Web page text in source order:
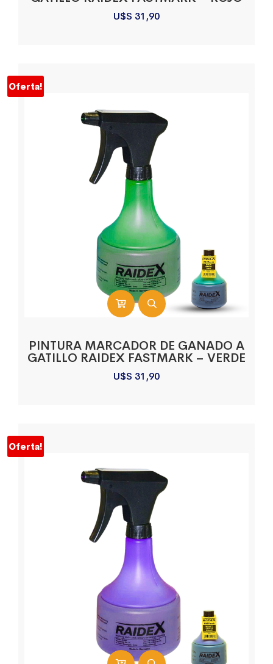
U$S 31,90
PINTURA MARCADOR DE GANADO A
GATILLO RAIDEX FASTMARK – VERDE
U$S 31,90
Oferta!
Oferta!